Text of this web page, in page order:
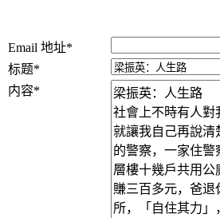
Email 地址*
标题*
内容*